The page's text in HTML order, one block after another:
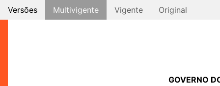
Versões Multivigente Vigente Original
GOVERNO